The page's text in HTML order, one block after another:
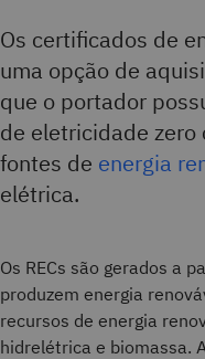
Os certificados de
uma opção de
que o portador
de eletricidade zero
fontes de energia
elétrica.
Os RECs são gerados a
produzem energia
recursos de energia
hidrelétrica e biomassa.